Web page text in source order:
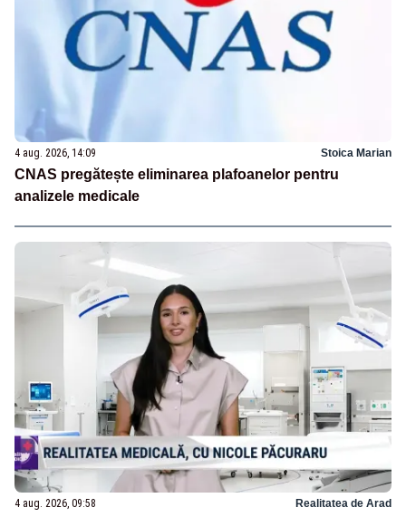
4 aug. 2026, 14:09 Stoica Marian
CNAS pregătește eliminarea plafoanelor pentru
analizele medicale
4 aug. 2026, 09:58 Realitatea de Arad